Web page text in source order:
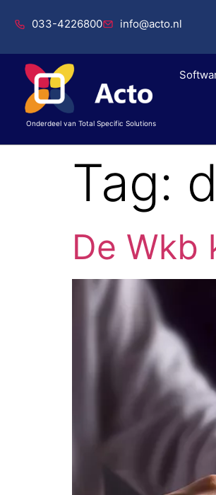
033-4226800 info@acto.nl
Onderdeel van Total Specific Solutions
Tag:
De Wkb